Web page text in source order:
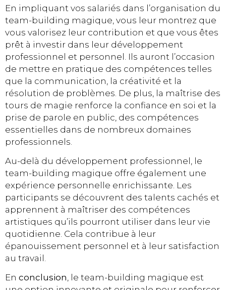
En impliquant vos salariés dans l’organisation du
team-building magique, vous leur montrez que
vous valorisez leur contribution et que vous êtes
prêt à investir dans leur développement
professionnel et personnel. Ils auront l’occasion
de mettre en pratique des compétences telles
que la communication, la créativité et la
résolution de problèmes. De plus, la maîtrise des
tours de magie renforce la confiance en soi et la
prise de parole en public, des compétences
essentielles dans de nombreux domaines
professionnels.
Au-delà du développement professionnel, le
team-building magique offre également une
expérience personnelle enrichissante. Les
participants se découvrent des talents cachés et
apprennent à maîtriser des compétences
artistiques qu’ils pourront utiliser dans leur vie
quotidienne. Cela contribue à leur
épanouissement personnel et à leur satisfaction
au travail.
En conclusion, le team-building magique est